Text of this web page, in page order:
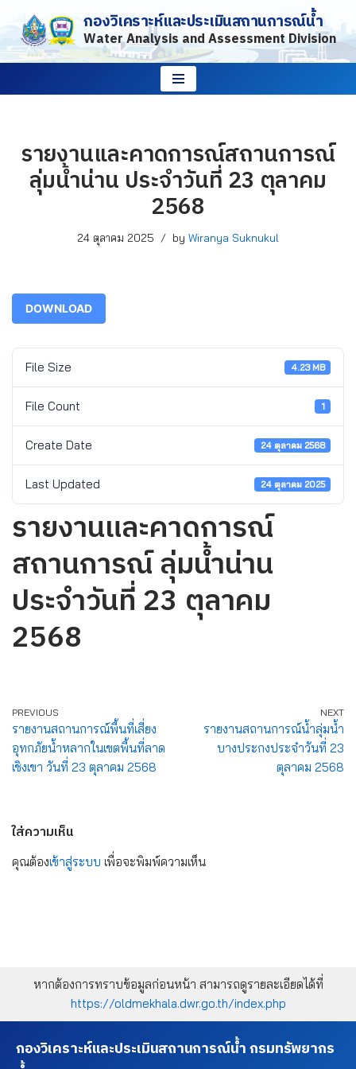
Skip
to
กองวิเคราะห์และประเมินสถานการณ์น้ำ
Water Analysis and Assessment Division
รายงานและคาดการณ์สถานการณ์
ลุ่มน้ำน่าน ประจำวันที่ 23 ตุลาคม
2568
24 ตุลาคม 2025 by Wiranya Suknukul
DOWNLOAD
File Size 4.23 MB
File Count 1
Create Date 24 ตุลาคม 2568
Last Updated 24 ตุลาคม 2025
รายงานและคาดการณ์
สถานการณ์ ลุ่มน้ำน่าน
ประจำวันที่ 23 ตุลาคม
2568
PREVIOUS
รายงานสถานการณ์พื้นที่เสี่ยง
อุทกภัยน้ำหลากในเขตพื้นที่ลาด
เชิงเขา วันที่ 23 ตุลาคม 2568
NEXT
รายงานสถานการณ์น้ำลุ่มน้ำ
บางประกงประจำวันที่ 23
ตุลาคม 2568
ใส่ความเห็น
คุณต้องเข้าสู่ระบบ เพื่อจะพิมพ์ความเห็น
หากต้องการทราบข้อมูลก่อนหน้า สามารถดูรายละเอียดได้ที่
https://oldmekhala.dwr.go.th/index.php
กองวิเคราะห์และประเมินสถานการณ์น้ำ กรมทรัพยากร